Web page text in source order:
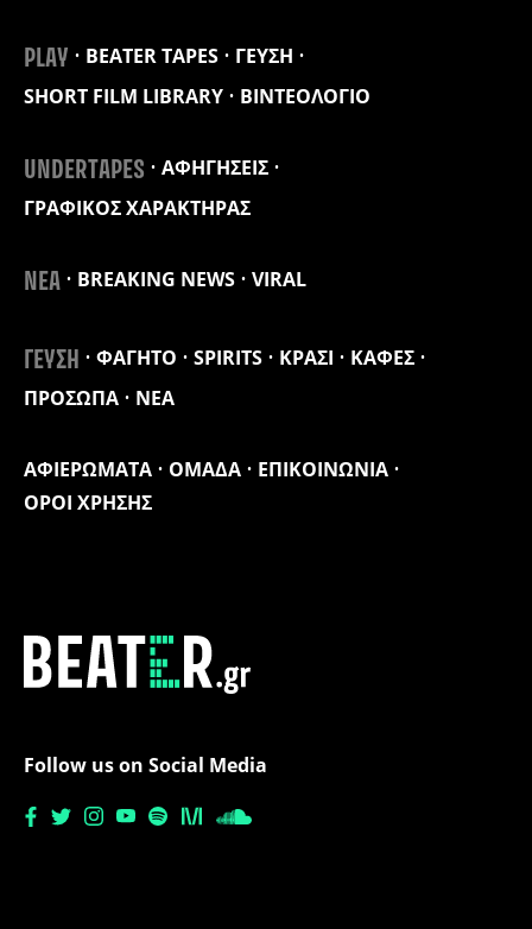
ΑΦΙΕΡΩΜΑΤΑ ΟΜΑΔΑ
ΕΠΙΚΟΙΝΩΝΙΑ
ΟΡΟΙ ΧΡΗΣΗΣ
PLAY BEATER TAPES
ΓΕΥΣΗ
SHORT FILM LIBRARY
ΒΙΝΤΕΟΛΟΓΙΟ
UNDERTAPES
ΑΦΗΓΗΣΕΙΣ
ΓΡΑΦΙΚΟΣ ΧΑΡΑΚΤΗΡΑΣ
ΝΕΑ BREAKING NEWS VIRAL
ΓΕΥΣΗ ΦΑΓΗΤΟ SPIRITS ΚΡΑΣΙ
ΚΑΦΕΣ
ΠΡΟΣΩΠΑ
ΝΕΑ
Follow us on Social Media